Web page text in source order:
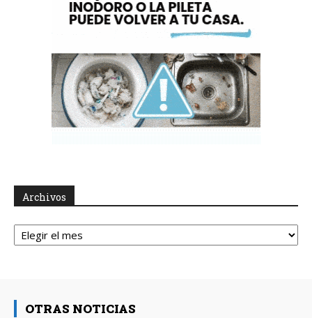
Archivos
Archivos
OTRAS NOTICIAS